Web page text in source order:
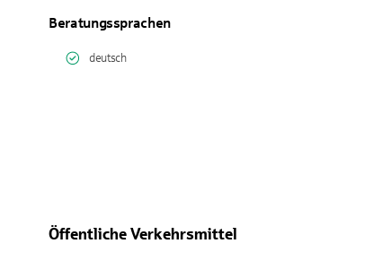
Beratungssprachen
deutsch
Öffentliche Verkehrsmittel